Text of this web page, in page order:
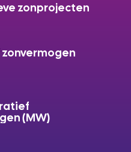
zonprojecten
(MW)